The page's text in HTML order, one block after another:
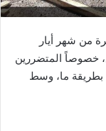
من شهر أيار
خصوصاً المتضررين
بطريقة ما، وسط